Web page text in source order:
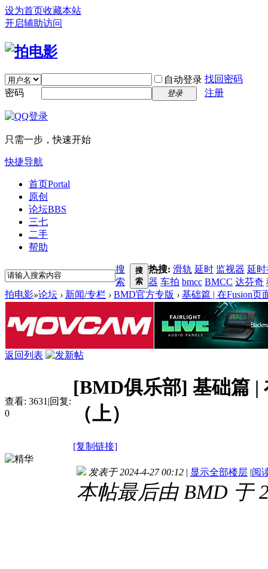
设为首页收藏本站
开启辅助访问
自动登录 找回密码
密码
登录 注册
只需一步，快速开始
快捷导航
首页Portal
原创
论坛BBS
三七
二手
帮助
搜
索
搜
索
热搜: 滑轨 延时 监视器 延
器 车拍 bmcc BMCC 达芬奇
拍电影»论坛 › 新闻/专栏 › BMD官方专版 › 基础篇 | 在Fusion页
返回列表
查看: 3631 |回复:
0
[BMD俱乐部] 基础篇 |
（上）
[复制链接]
发表于 2024-4-27 00:12 | 显示全部楼层 |阅
本帖最后由 BMD 于